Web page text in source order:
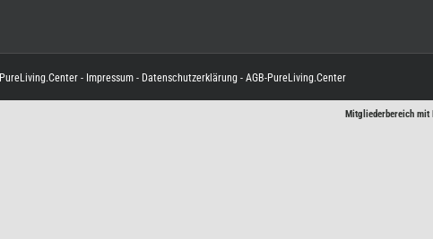
PureLiving.Center - Impressum - Datenschutzerklärung - AGB-PureLiving.Center
Mitgliederbereich mit